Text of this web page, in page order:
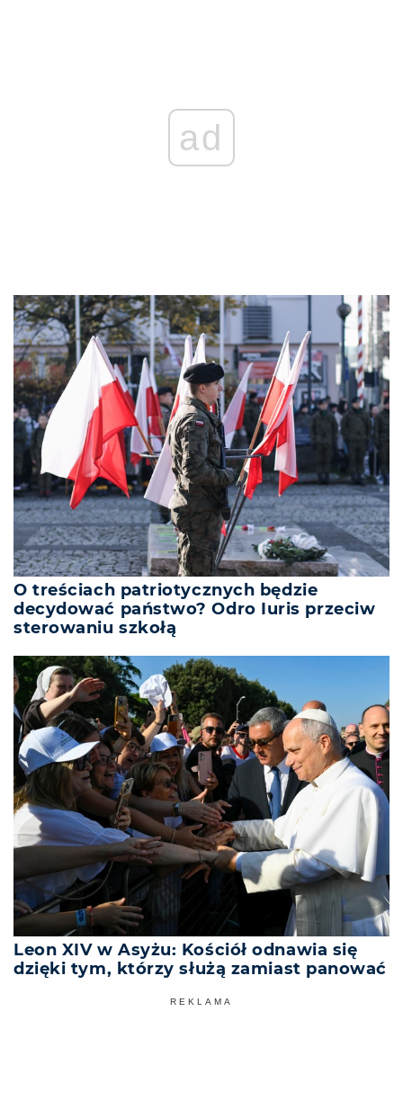
ad
O treściach patriotycznych będzie
decydować państwo? Odro Iuris przeciw
sterowaniu szkołą
Leon XIV w Asyżu: Kościół odnawia się
dzięki tym, którzy służą zamiast panować
REKLAMA